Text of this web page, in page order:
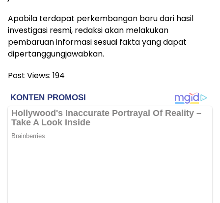
Apabila terdapat perkembangan baru dari hasil
investigasi resmi, redaksi akan melakukan
pembaruan informasi sesuai fakta yang dapat
dipertanggungjawabkan.
Post Views: 194